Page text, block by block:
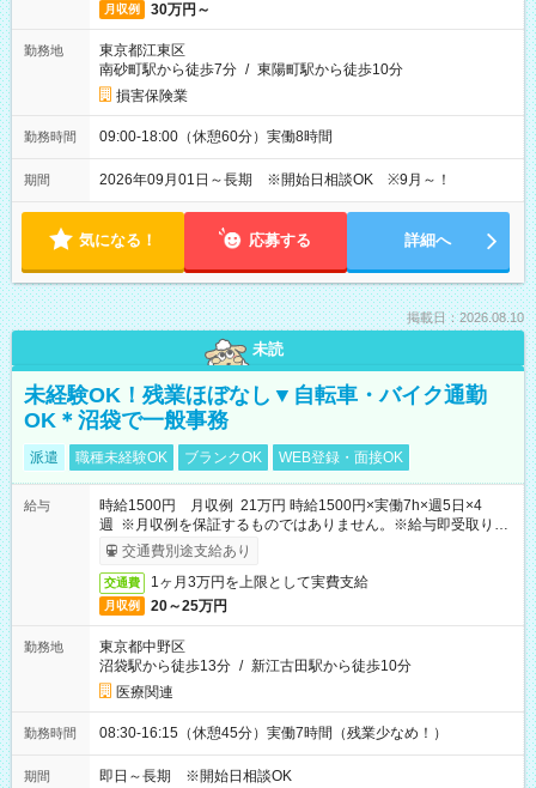
月収例 30万円～
勤務地
東京都江東区
南砂町駅から徒歩7分 / 東陽町駅から徒歩10分
損害保険業
勤務時間 09:00-18:00（休憩60分）実働8時間
期間 2026年09月01日～長期 ※開始日相談OK ※9月～！
気になる！ 応募する 詳細へ
掲載日：2026.08.10
未読
未経験OK！残業ほぼなし▼自転車・バイク通勤
OK＊沼袋で一般事務
派遣 職種未経験OK ブランクOK WEB登録・面接OK
給与
時給1500円 月収例 21万円 時給1500円×実働7h×週5日×4
週 ※月収例を保証するものではありません。※給与即受取りサ
ービス利用可（利用条件有）
交通費別途支給あり
交通費 1ヶ月3万円を上限として実費支給
月収例 20～25万円
勤務地
東京都中野区
沼袋駅から徒歩13分 / 新江古田駅から徒歩10分
医療関連
勤務時間 08:30-16:15（休憩45分）実働7時間（残業少なめ！）
期間 即日～長期 ※開始日相談OK